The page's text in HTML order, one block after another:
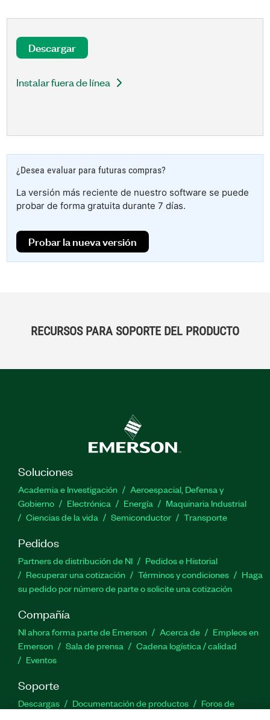
Descargar
Instalar fuera de línea
¿Desea evaluar para futuras compras?
La versión más reciente de nuestro software se puede
probar de forma gratuita durante 7 días.
Probar la nueva versión
RECURSOS PARA SOPORTE DEL PRODUCTO
Soluciones
Academia e Investigación
Aeroespacial, Defensa y
Gobierno
Electrónica Energía
Maquinaria Industrial
Ciencias de la vida
Semiconductor Transporte
Pedidos
Partners de distribución de NI
Pedidos e Historial
Recuperar una cotización
Términos y condiciones
Haga
su pedido por número de parte o solicite una cotización
Compañía
NI ahora forma parte de Emerson Acerca de
Empleos en
Emerson
Sala de prensa
Cadena logística / calidad
Eventos
Soporte
Descargas Documentación de productos
Foros de